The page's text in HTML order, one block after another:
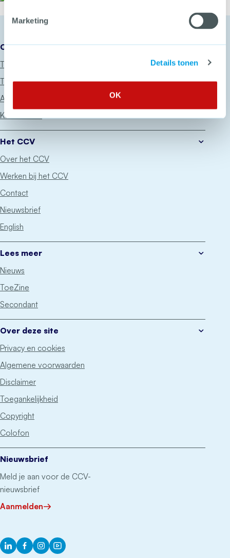
Marketing
Details tonen
OK
Onze diensten
Thema’s
Trainingen
Advies
Keurmerken
Het CCV
Over het CCV
Werken bij het CCV
Contact
Nieuwsbrief
English
Lees meer
Nieuws
ToeZine
Secondant
Over deze site
Privacy en cookies
Algemene voorwaarden
Disclaimer
Toegankelijkheid
Copyright
Colofon
Nieuwsbrief
Meld je aan voor de CCV-
nieuwsbrief
Aanmelden
LinkedInFacebook
InstagramYouTube